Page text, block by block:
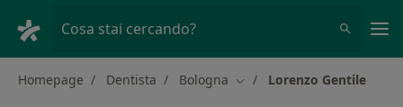
Cosa stai cercando?
Homepage Dentista Bologna Cambia città
Lorenzo Gentile